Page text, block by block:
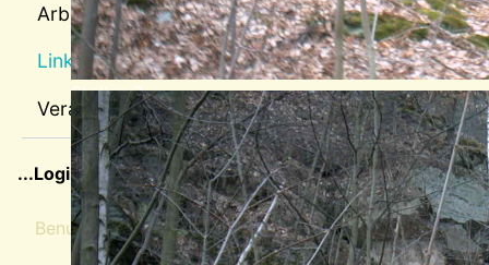
Arbeitspläne
Links
Veranstaltungen
...Login für Mitglieder
Benutzername
Stollen 7